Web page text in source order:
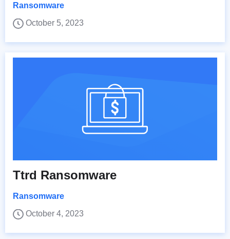
Ransomware
October 5, 2023
Ttrd Ransomware
Ransomware
October 4, 2023